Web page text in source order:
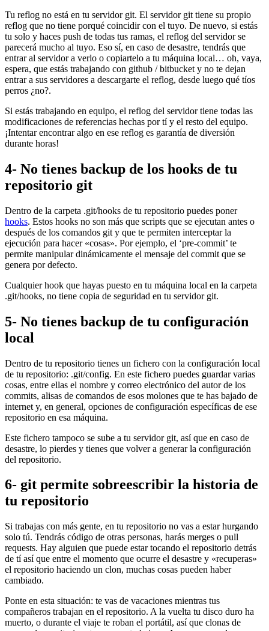
Tu reflog no está en tu servidor git. El servidor git tiene su propio
reflog que no tiene porqué coincidir con el tuyo. De nuevo, si estás
tu solo y haces push de todas tus ramas, el reflog del servidor se
parecerá mucho al tuyo. Eso sí, en caso de desastre, tendrás que
entrar al servidor a verlo o copiartelo a tu máquina local… oh, vaya,
espera, que estás trabajando con github / bitbucket y no te dejan
entrar a sus servidores a descargarte el reflog, desde luego qué tíos
perros ¿no?.
Si estás trabajando en equipo, el reflog del servidor tiene todas las
modificaciones de referencias hechas por tí y el resto del equipo.
¡Intentar encontrar algo en ese reflog es garantía de diversión
durante horas!
4- No tienes backup de los hooks de tu
repositorio git
Dentro de la carpeta .git/hooks de tu repositorio puedes poner
hooks. Estos hooks no son más que scripts que se ejecutan antes o
después de los comandos git y que te permiten interceptar la
ejecución para hacer «cosas». Por ejemplo, el ‘pre-commit’ te
permite manipular dinámicamente el mensaje del commit que se
genera por defecto.
Cualquier hook que hayas puesto en tu máquina local en la carpeta
.git/hooks, no tiene copia de seguridad en tu servidor git.
5- No tienes backup de tu configuración
local
Dentro de tu repositorio tienes un fichero con la configuración local
de tu repositorio: .git/config. En este fichero puedes guardar varias
cosas, entre ellas el nombre y correo electrónico del autor de los
commits, alisas de comandos de esos molones que te has bajado de
internet y, en general, opciones de configuración específicas de ese
repositorio en esa máquina.
Este fichero tampoco se sube a tu servidor git, así que en caso de
desastre, lo pierdes y tienes que volver a generar la configuración
del repositorio.
6- git permite sobreescribir la historia de
tu repositorio
Si trabajas con más gente, en tu repositorio no vas a estar hurgando
solo tú. Tendrás código de otras personas, harás merges o pull
requests. Hay alguien que puede estar tocando el repositorio detrás
de tí así que entre el momento que ocurre el desastre y «recuperas»
el repositorio haciendo un clon, muchas cosas pueden haber
cambiado.
Ponte en esta situación: te vas de vacaciones mientras tus
compañeros trabajan en el repositorio. A la vuelta tu disco duro ha
muerto, o durante el viaje te roban el portátil, así que clonas de